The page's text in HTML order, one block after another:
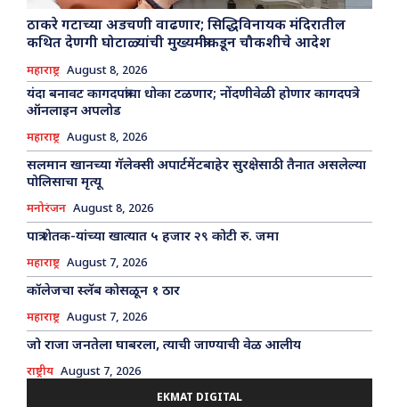
ठाकरे गटाच्या अडचणी वाढणार; सिद्धिविनायक मंदिरातील
कथित देणगी घोटाळ्यांची मुख्यमंत्रीकडून चौकशीचे आदेश
महाराष्ट्र August 8, 2026
यंदा बनावट कागदपत्रांचा धोका टळणार; नोंदणीवेळी होणार कागदपत्रे
ऑनलाइन अपलोड
महाराष्ट्र August 8, 2026
सलमान खानच्या गॅलेक्सी अपार्टमेंटबाहेर सुरक्षेसाठी तैनात असलेल्या
पोलिसाचा मृत्यू
मनोरंजन August 8, 2026
पात्र शेतक-यांच्या खात्यात ५ हजार २९ कोटी रु. जमा
महाराष्ट्र August 7, 2026
कॉलेजचा स्लॅब कोसळून १ ठार
महाराष्ट्र August 7, 2026
जो राजा जनतेला घाबरला, त्याची जाण्याची वेळ आलीय
राष्ट्रीय August 7, 2026
EKMAT DIGITAL